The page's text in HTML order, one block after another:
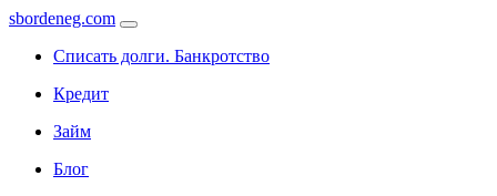
sbordeneg.com
Списать долги. Банкротство
Кредит
Займ
Блог